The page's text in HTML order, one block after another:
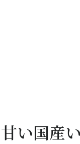
い国産